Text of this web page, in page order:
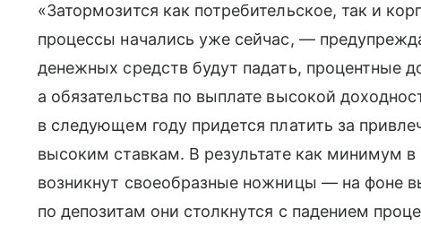
«Затормозится как потребительское, так и
процессы начались уже сейчас, —
денежных средств будут падать, процентные
а обязательства по выплате высокой
в следующем году придется платить за
высоким ставкам. В результате как минимум
возникнут своеобразные ножницы — на фоне
по депозитам они столкнутся с падением